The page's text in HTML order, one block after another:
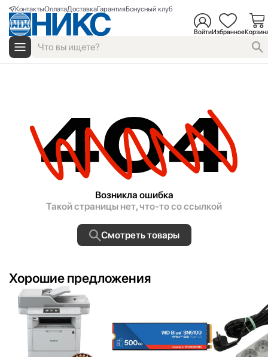
КонтактыОплатаДоставкаГарантияБонусный клуб
ВойтиИзбранное
404
Возникла ошибка
Такой страницы нет, что-то со ссылкой
Смотреть товары
Хорошие предложения